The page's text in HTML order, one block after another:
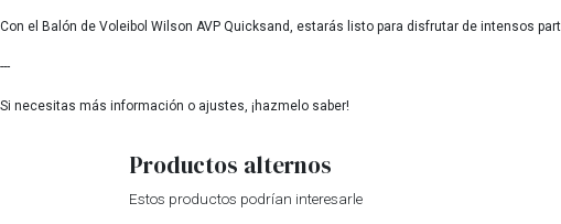
Con el Balón de Voleibol Wilson AVP Quicksand, estarás listo para disfrutar de intensos
---
Si necesitas más información o ajustes, ¡hazmelo saber!
Productos alternos
Estos productos podrían interesarle